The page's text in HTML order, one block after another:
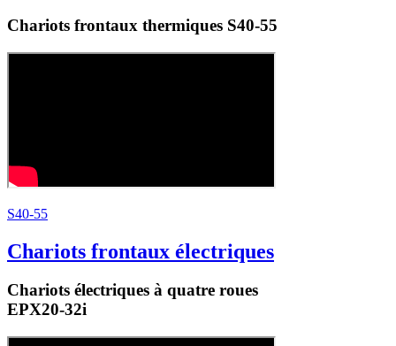
Chariots frontaux thermiques S40-55
S40-55
Chariots frontaux électriques
Chariots électriques à quatre roues
EPX20-32i